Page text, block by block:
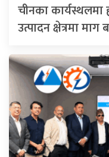
चीनका कार्यस्थलमा
उत्पादन क्षेत्रमा माग